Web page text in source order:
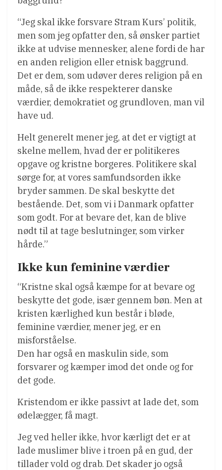
“Jeg skal ikke forsvare Stram Kurs’ politik,
men som jeg opfatter den, så ønsker partiet
ikke at udvise mennesker, alene fordi de har
en anden religion eller etnisk baggrund.
Det er dem, som udøver deres religion på en
måde, så de ikke respekterer danske
værdier, demokratiet og grundloven, man vil
have ud.
Helt generelt mener jeg, at det er vigtigt at
skelne mellem, hvad der er politikeres
opgave og kristne borgeres. Politikere skal
sørge for, at vores samfundsorden ikke
bryder sammen. De skal beskytte det
bestående. Det, som vi i Danmark opfatter
som godt. For at bevare det, kan de blive
nødt til at tage beslutninger, som virker
hårde.”
Ikke kun feminine værdier
“Kristne skal også kæmpe for at bevare og
beskytte det gode, især gennem bøn. Men at
kristen kærlighed kun består i bløde,
feminine værdier, mener jeg, er en
misforståelse.
Den har også en maskulin side, som
forsvarer og kæmper imod det onde og for
det gode.
Kristendom er ikke passivt at lade det, som
ødelægger, få magt.
Jeg ved heller ikke, hvor kærligt det er at
lade muslimer blive i troen på en gud, der
tillader vold og drab. Det skader jo også